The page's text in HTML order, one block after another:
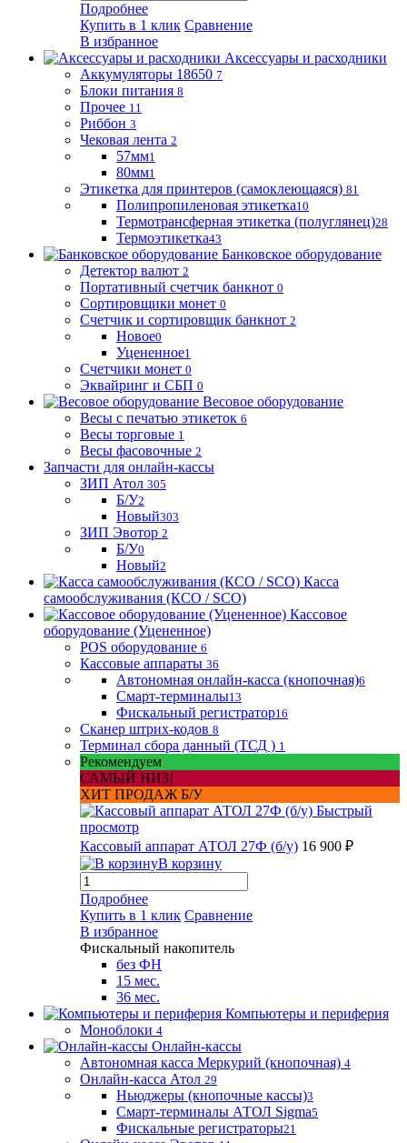
Подробнее
Купить в 1 клик Сравнение
В избранное
Аксессуары и расходники
Аккумуляторы 18650 7
Блоки питания 8
Прочее 11
Риббон 3
Чековая лента 2
57мм1
80мм1
Этикетка для принтеров (самоклеющаяся) 81
Полипропиленовая этикетка10
Термотрансферная этикетка (полуглянец)28
Термоэтикетка43
Банковское оборудование
Детектор валют 2
Портативный счетчик банкнот 0
Сортировщики монет 0
Счетчик и сортировщик банкнот 2
Новое0
Уцененное1
Счетчики монет 0
Эквайринг и СБП 0
Весовое оборудование
Весы с печатью этикеток 6
Весы торговые 1
Весы фасовочные 2
Запчасти для онлайн-кассы
ЗИП Атол 305
Б/У2
Новый303
ЗИП Эвотор 2
Б/У0
Новый2
Касса
самообслуживания (КСО / SCO)
Кассовое
оборудование (Уцененное)
POS оборудование 6
Кассовые аппараты 36
Автономная онлайн-касса (кнопочная)6
Смарт-терминалы13
Фискальный регистратор16
Сканер штрих-кодов 8
Терминал сбора данный (ТСД ) 1
Рекомендуем
САМЫЙ НИЗ!
ХИТ ПРОДАЖ Б/У
Быстрый
просмотр
Кассовый аппарат АТОЛ 27Ф (б/у) 16 900 ₽
В корзину
Подробнее
Купить в 1 клик Сравнение
В избранное
Фискальный накопитель
без ФН
15 мес.
36 мес.
Компьютеры и периферия
Моноблоки 4
Онлайн-кассы
Автономная касса Меркурий (кнопочная) 4
Онлайн-касса Атол 29
Ньюджеры (кнопочные кассы)3
Смарт-терминалы АТОЛ Sigma5
Фискальные регистраторы21